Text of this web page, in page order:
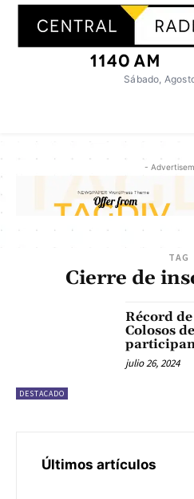
Sábado,
-
TAG
Cierre de
DESTACADO
Récord
Colosos
julio 26, 2024
Últimos artículos